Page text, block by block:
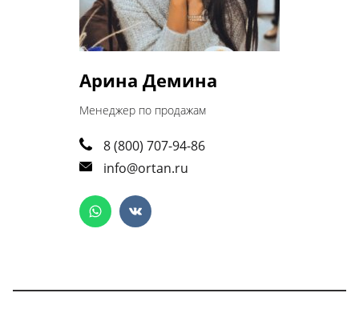
Арина Демина
Менеджер по продажам
8 (800) 707-94-86
info@ortan.ru